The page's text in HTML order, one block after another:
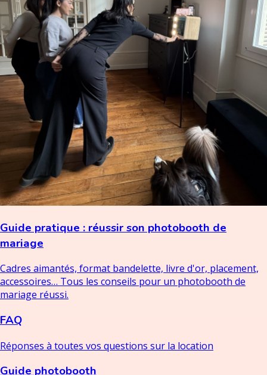
Guide pratique : réussir son photobooth de
mariage
Cadres aimantés, format bandelette, livre d'or, placement,
accessoires… Tous les conseils pour un photobooth de
mariage réussi.
FAQ
Réponses à toutes vos questions sur la location
Guide photobooth